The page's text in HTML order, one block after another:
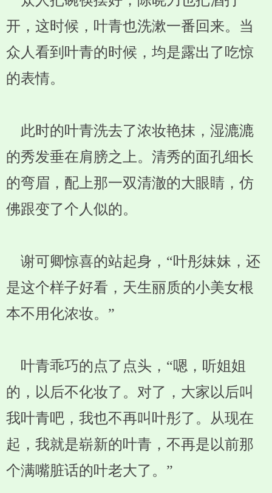
开，这时候，叶青也洗漱一番回来。当
众人看到叶青的时候，均是露出了吃惊
的表情。
此时的叶青洗去了浓妆艳抹，湿漉漉
的秀发垂在肩膀之上。清秀的面孔细长
的弯眉，配上那一双清澈的大眼睛，仿
佛跟变了个人似的。
谢可卿惊喜的站起身，“叶彤妹妹，还
是这个样子好看，天生丽质的小美女根
本不用化浓妆。”
叶青乖巧的点了点头，“嗯，听姐姐
的，以后不化妆了。对了，大家以后叫
我叶青吧，我也不再叫叶彤了。从现在
起，我就是崭新的叶青，不再是以前那
个满嘴脏话的叶老大了。”